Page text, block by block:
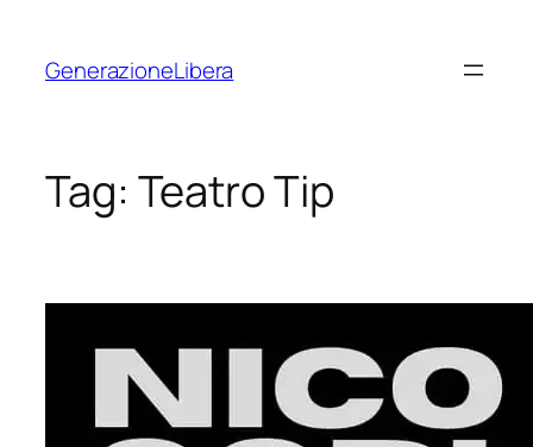
contenuto
GenerazioneLibera
Tag: Teatro Tip